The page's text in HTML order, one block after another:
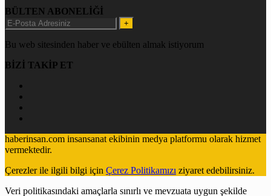
BÜLTEN ABONELİĞİ
+
Bu web sitesinden haber ve ebülten almak istiyorum
BİZİ TAKİP ET
haberinsan.com insansanat ekibinin medya platformu olarak hizmet
vermektedir.
Çerezler ile ilgili bilgi için Çerez Politikamızı ziyaret edebilirsiniz.
Veri politikasındaki amaçlarla sınırlı ve mevzuata uygun şekilde